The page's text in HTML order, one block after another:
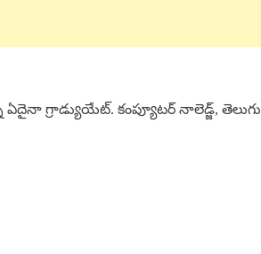
గ్రాడ్యుయేట్. కంప్యూటర్ నాలెడ్జ్, తెలుగు